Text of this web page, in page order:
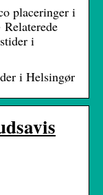
placeringer i
Relaterede
i
i Helsingør